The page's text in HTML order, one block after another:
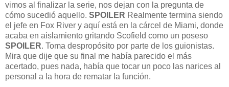
vimos al finalizar la serie, nos dejan con la pregunta de
cómo sucedió aquello. SPOILER Realmente termina siendo
el jefe en Fox River y aquí está en la cárcel de Miami, donde
acaba en aislamiento gritando Scofield como un poseso
SPOILER. Toma despropósito por parte de los guionistas.
Mira que dije que su final me había parecido el más
acertado, pues nada, había que tocar un poco las narices al
personal a la hora de rematar la función.